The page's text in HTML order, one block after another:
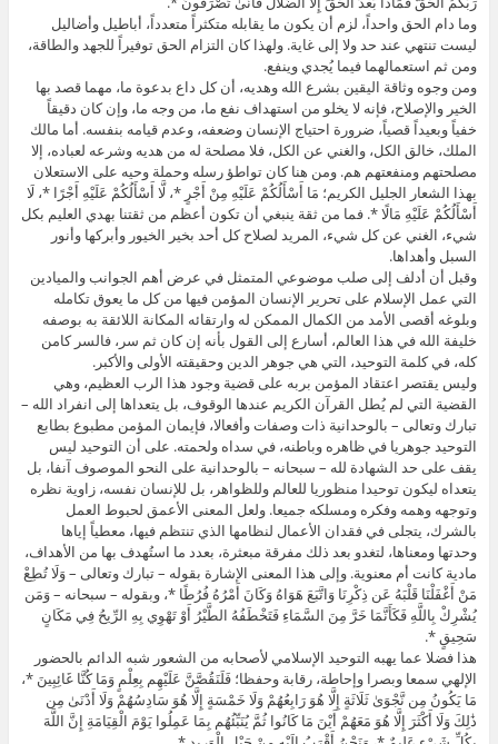
وما دام الحق واحداً، لزم أن يكون ما يقابله متكثراً متعدداً، أباطيل وأضاليل
ليست تنتهي عند حد ولا إلى غاية. ولهذا كان التزام الحق توفيراً للجهد والطاقة،
ومن ثم استعمالهما فيما يُجدي وينفع.
ومن وجوه وثاقة اليقين بشرع الله وهديه، أن كل داع بدعوة ما، مهما قصد بها
الخير والإصلاح، فإنه لا يخلو من استهداف نفع ما، من وجه ما، وإن كان دقيقاً
خفياً وبعيداً قصياً، ضرورة احتياج الإنسان وضعفه، وعدم قيامه بنفسه. أما مالك
الملك، خالق الكل، والغني عن الكل، فلا مصلحة له من هديه وشرعه لعباده، إلا
مصلحتهم ومنفعتهم هم. ومن هنا كان تواطؤ رسله وحملة وحيه على الاستعلان
بهذا الشعار الجليل الكريم؛ مَا أَسْأَلُكُمْ عَلَيْهِ مِنْ أَجْرٍ *، لَّا أَسْأَلُكُمْ عَلَيْهِ أَجْرًا *، لَا
أَسْأَلُكُمْ عَلَيْهِ مَالًا *. فما من ثقة ينبغي أن تكون أعظم من ثقتنا بهدي العليم بكل
شيء، الغني عن كل شيء، المريد لصلاح كل أحد بخير الخيور وأبركها وأنور
السبل وأهداها.
وقبل أن أدلف إلى صلب موضوعي المتمثل في عرض أهم الجوانب والميادين
التي عمل الإسلام على تحرير الإنسان المؤمن فيها من كل ما يعوق تكامله
وبلوغه أقصى الأمد من الكمال الممكن له وارتقائه المكانة اللائقة به بوصفه
خليفة الله في هذا العالم، أسارع إلى القول بأنه إن كان ثم سر، فالسر كامن
كله، في كلمة التوحيد، التي هي جوهر الدين وحقيقته الأولى والأكبر.
وليس يقتصر اعتقاد المؤمن بربه على قضية وجود هذا الرب العظيم، وهي
القضية التي لم يُطل القرآن الكريم عندها الوقوف، بل يتعداها إلى انفراد الله –
تبارك وتعالى – بالوحدانية ذات وصفات وأفعالا، فإيمان المؤمن مطبوع بطابع
التوحيد جوهريا في ظاهره وباطنه، في سداه ولحمته. على أن التوحيد ليس
يقف على حد الشهادة لله – سبحانه – بالوحدانية على النحو الموصوف آنفا، بل
يتعداه ليكون توحيدا منظوريا للعالم وللظواهر، بل للإنسان نفسه، زاوية نظره
وتوجهه وهمه وفكره ومسلكه جميعا. ولعل المعنى الأعمق لحبوط العمل
بالشرك، يتجلى في فقدان الأعمال لنظامها الذي تنتظم فيها، معطياً إياها
وحدتها ومعناها، لتغدو بعد ذلك مفرقة مبعثرة، بعدد ما استُهدف بها من الأهداف،
مادية كانت أم معنوية. وإلى هذا المعنى الإشارة بقوله – تبارك وتعالى – وَلَا تُطِعْ
مَنْ أَغْفَلْنَا قَلْبَهُ عَن ذِكْرِنَا وَاتَّبَعَ هَوَاهُ وَكَانَ أَمْرُهُ فُرُطًا *، وبقوله – سبحانه – وَمَن
يُشْرِكْ بِاللَّهِ فَكَأَنَّمَا خَرَّ مِنَ السَّمَاءِ فَتَخْطَفُهُ الطَّيْرُ أَوْ تَهْوِي بِهِ الرِّيحُ فِي مَكَانٍ
سَحِيقٍ *.
هذا فضلا عما يهبه التوحيد الإسلامي لأصحابه من الشعور شبه الدائم بالحضور
الإلهي سمعا وبصرا وإحاطة، رقابة وحفظا؛ فَلَنَقُصَّنَّ عَلَيْهِم بِعِلْمٍ وَمَا كُنَّا غَائِبِينَ *،
مَا يَكُونُ مِن نَّجْوَىٰ ثَلَاثَةٍ إِلَّا هُوَ رَابِعُهُمْ وَلَا خَمْسَةٍ إِلَّا هُوَ سَادِسُهُمْ وَلَا أَدْنَىٰ مِن
ذَٰلِكَ وَلَا أَكْثَرَ إِلَّا هُوَ مَعَهُمْ أَيْنَ مَا كَانُوا ثُمَّ يُنَبِّئُهُم بِمَا عَمِلُوا يَوْمَ الْقِيَامَةِ إِنَّ اللَّهَ